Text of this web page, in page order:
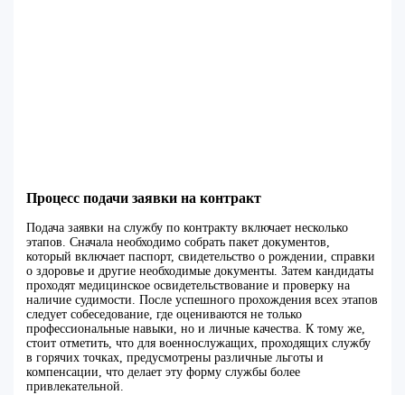
Процесс подачи заявки на контракт
Подача заявки на службу по контракту включает несколько
этапов. Сначала необходимо собрать пакет документов,
который включает паспорт, свидетельство о рождении, справки
о здоровье и другие необходимые документы. Затем кандидаты
проходят медицинское освидетельствование и проверку на
наличие судимости. После успешного прохождения всех этапов
следует собеседование, где оцениваются не только
профессиональные навыки, но и личные качества. К тому же,
стоит отметить, что для военнослужащих, проходящих службу
в горячих точках, предусмотрены различные льготы и
компенсации, что делает эту форму службы более
привлекательной.